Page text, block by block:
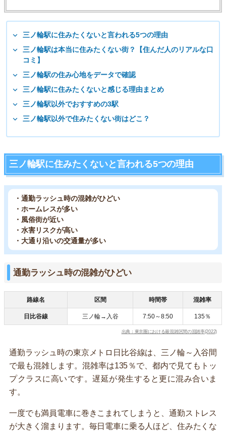
三ノ輪駅に住みたくないと言われる5つの理由
三ノ輪駅は本当に住みたくない街？【住んだ人のリアルな口
コミ】
三ノ輪駅の住み心地をデータで確認
三ノ輪駅に住みたくないと感じる理由まとめ
三ノ輪駅以外でおすすめの3駅
三ノ輪駅以外で住みたくない街はどこ？
三ノ輪駅に住みたくないと言われる5つの理由
・通勤ラッシュ時の混雑がひどい
・ホームレスが多い
・風俗街が近い
・水害リスクが高い
・大通り沿いの交通量が多い
通勤ラッシュ時の混雑がひどい
路線名 区間 時間帯 混雑率
日比谷線 三ノ輪→入谷 7:50～8:50 135％
出典：東京圏における最混雑区間の混雑率(2022)
通勤ラッシュ時の東京メトロ日比谷線は、三ノ輪～入谷間
で最も混雑します。混雑率は135％で、都内で見てもトッ
プクラスに高いです。遅延が発生すると更に混み合いま
す。
一度でも満員電車に巻きこまれてしまうと、通勤ストレス
が大きく溜まります。毎日電車に乗る人ほど、住みたくな